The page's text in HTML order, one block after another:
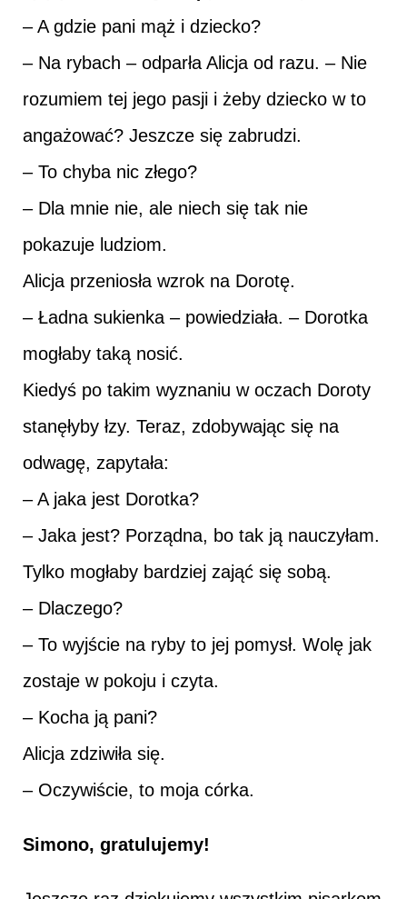
– A gdzie pani mąż i dziecko?
– Na rybach – odparła Alicja od razu. – Nie
rozumiem tej jego pasji i żeby dziecko w to
angażować? Jeszcze się zabrudzi.
– To chyba nic złego?
– Dla mnie nie, ale niech się tak nie
pokazuje ludziom.
Alicja przeniosła wzrok na Dorotę.
– Ładna sukienka – powiedziała. – Dorotka
mogłaby taką nosić.
Kiedyś po takim wyznaniu w oczach Doroty
stanęłyby łzy. Teraz, zdobywając się na
odwagę, zapytała:
– A jaka jest Dorotka?
– Jaka jest? Porządna, bo tak ją nauczyłam.
Tylko mogłaby bardziej zająć się sobą.
– Dlaczego?
– To wyjście na ryby to jej pomysł. Wolę jak
zostaje w pokoju i czyta.
– Kocha ją pani?
Alicja zdziwiła się.
– Oczywiście, to moja córka.
Simono, gratulujemy!